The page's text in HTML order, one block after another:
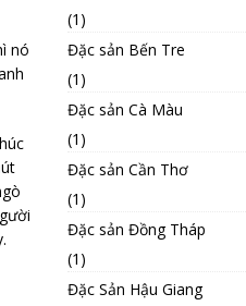
nó
(1)
Đặc sản Bến Tre
(1)
Đặc sản Cà Màu
(1)
Đặc sản Cần Thơ
(1)
Đặc sản Đồng Tháp
(1)
Đặc Sản Hậu Giang